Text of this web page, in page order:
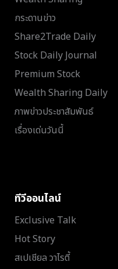
กระดานข่าว
Share2Trade Daily
Stock Daily Journal
Premium Stock
Wealth Sharing Daily
ภาพข่าวประชาสัมพันธ์
เรื่องเด่นวันนี้
ทีวีออนไลน์
Exclusive Talk
Hot Story
สเปเชียล วาไรตี้